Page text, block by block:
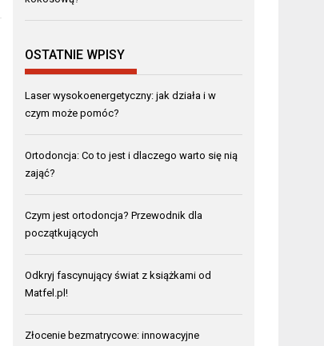
OSTATNIE WPISY
Laser wysokoenergetyczny: jak działa i w
czym może pomóc?
Ortodoncja: Co to jest i dlaczego warto się nią
zająć?
Czym jest ortodoncja? Przewodnik dla
początkujących
Odkryj fascynujący świat z książkami od
Matfel.pl!
Złocenie bezmatrycowe: innowacyjne